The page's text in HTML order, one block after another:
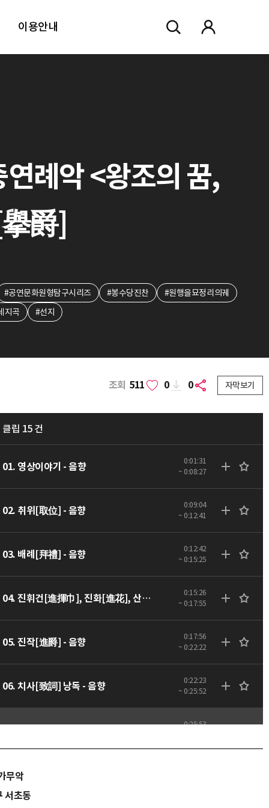
이용안내
례악 <왕조의 꿈,
爵]
#공연문화원형탐구시리즈 #봉수당진찬
#원행을묘정리의궤
지곡 #선지
조회 511 0 0 자막보기
클립 15 건
01. 영상이야기 - 음향
0:01:31
~ 0:08:27
02. 취위[取位] - 음향
0:09:04
~ 0:12:41
03. 배례[拜禮] - 음향
0:12:42
~ 0:15:25
04. 진휘건[進揮巾], 진화[進花], 산화[散花] - 음향
0:15:26
~ 0:17:55
05. 진작[進爵] - 음향
0:17:56
~ 0:22:22
06. 치사[致詞] 낭독 - 음향
0:22:23
~ 0:25:52
0:25:53
08. 산호[山呼] - 음향
무악
서초동